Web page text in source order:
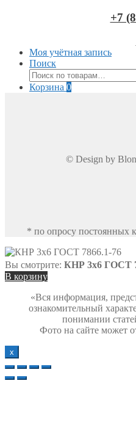
+7
Моя учётная запись
Поиск
Искать:
Корзина 0
© Design by
* по опросу постоянных
Вы смотрите: КНР 3х6 ГОСТ
В корзину
«Вся информация,
ознакомительный
понимании
Фото на сайте может
х